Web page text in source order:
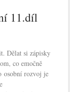
11.díl
Dělat si zápisky
co emočně
osobní rozvoj je